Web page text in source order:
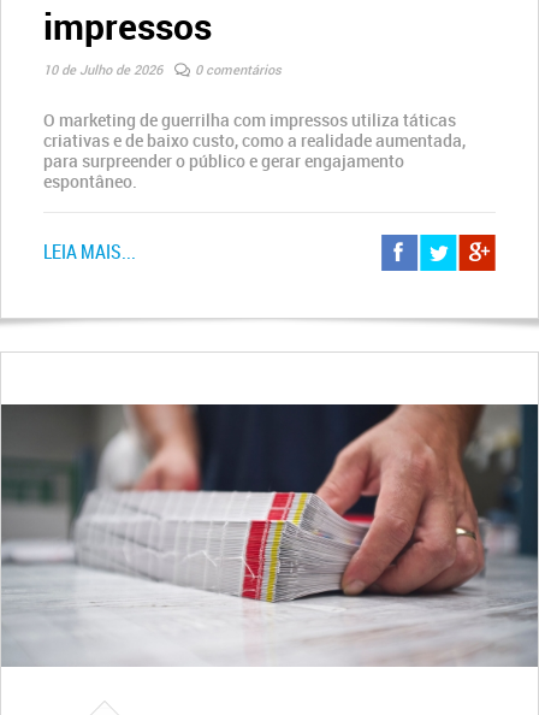
impressos
10 de Julho de 2026 0 comentários
O marketing de guerrilha com impressos utiliza táticas
criativas e de baixo custo, como a realidade aumentada,
para surpreender o público e gerar engajamento
espontâneo.
LEIA MAIS...